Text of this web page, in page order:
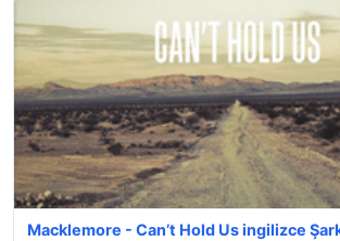
Macklemore - Can’t Hold Us ingilizce